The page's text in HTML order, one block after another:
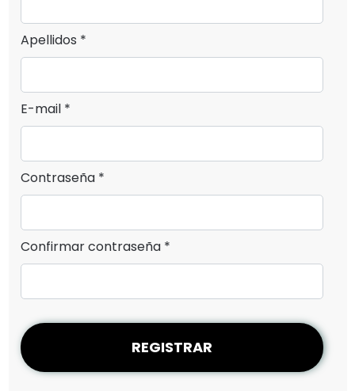
Apellidos *
E-mail *
Contraseña *
Confirmar contraseña *
REGISTRAR